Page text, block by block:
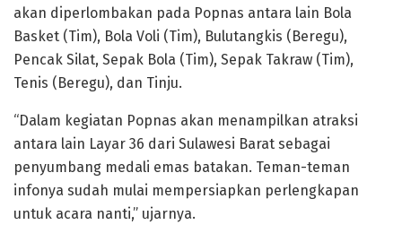
akan diperlombakan pada Popnas antara lain Bola
Basket (Tim), Bola Voli (Tim), Bulutangkis (Beregu),
Pencak Silat, Sepak Bola (Tim), Sepak Takraw (Tim),
Tenis (Beregu), dan Tinju.
“Dalam kegiatan Popnas akan menampilkan atraksi
antara lain Layar 36 dari Sulawesi Barat sebagai
penyumbang medali emas batakan. Teman-teman
infonya sudah mulai mempersiapkan perlengkapan
untuk acara nanti,” ujarnya.